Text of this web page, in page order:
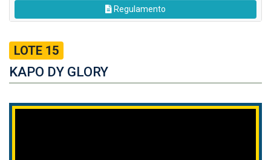
Regulamento
LOTE 15
KAPO DY GLORY